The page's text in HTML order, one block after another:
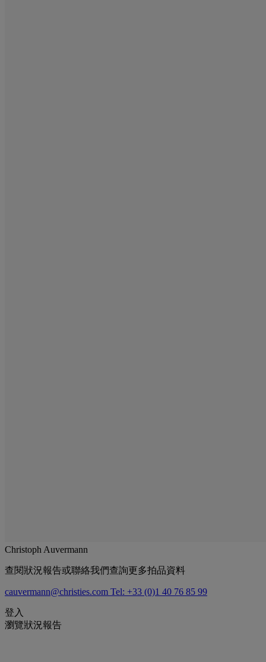
Christoph Auvermann
查閱狀況報告或聯絡我們查詢更多拍品資料
cauvermann@christies.com Tel: +33 (0)1 40 76 85 99
登入
瀏覽狀況報告